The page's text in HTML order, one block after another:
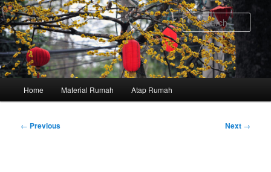
Skip
to
primary
content
Home Material Rumah Atap Rumah
Post
← Previous Next →